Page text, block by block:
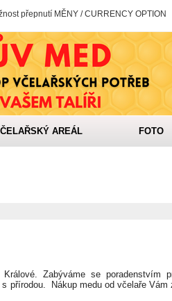
přepnutí MĚNY / CURRENCY OPTION
AREÁL FOTO
Zabýváme se poradenstvím
přírodou. Nákup medu od včelaře Vám